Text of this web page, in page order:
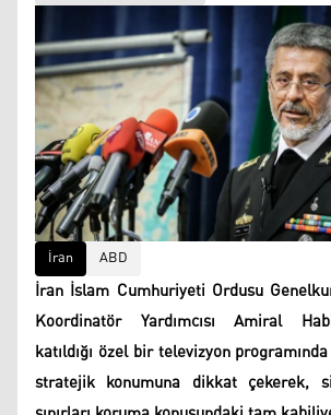
İran ABD
İran İslam Cumhuriyeti Ordusu
Koordinatör Yardımcısı Amiral
katıldığı özel bir televizyon
stratejik konumuna dikkat çekerek,